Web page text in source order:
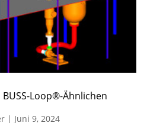
Loop®-Ähnlichen
| Juni 9, 2024